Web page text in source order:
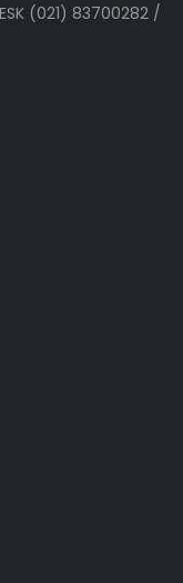
(021) 83700282 /